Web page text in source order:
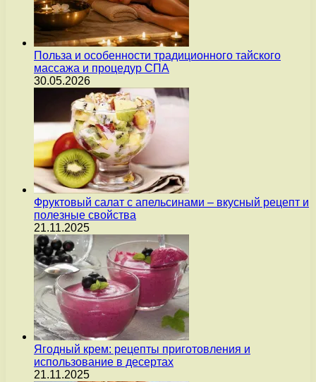
Польза и особенности традиционного тайского
массажа и процедур СПА
30.05.2026
Фруктовый салат с апельсинами – вкусный рецепт и
полезные свойства
21.11.2025
Ягодный крем: рецепты приготовления и
использование в десертах
21.11.2025